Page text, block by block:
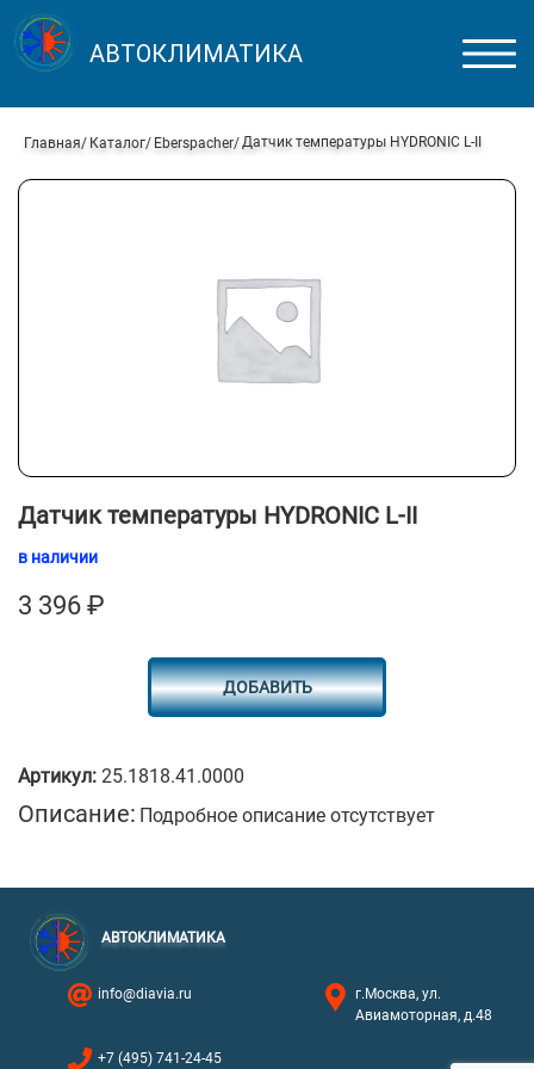
АВТОКЛИМАТИКА
Главная Каталог Eberspacher Датчик температуры HYDRONIC L-II
Датчик температуры HYDRONIC L-II
в наличии
3 396 ₽
ДОБАВИТЬ
Артикул: 25.1818.41.0000
Описание: Подробное описание отсутствует
АВТОКЛИМАТИКА
info@diavia.ru
г.Москва, ул.
Авиамоторная, д.48
+7 (495) 741-24-45